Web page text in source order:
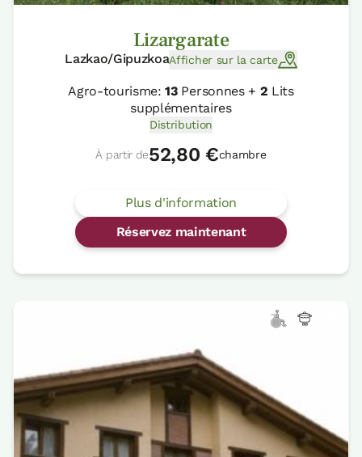
Lizargarate
Lazkao/GipuzkoaAfficher sur la carte
Agro-tourisme:13Personnes + 2 Lits
supplémentaires
Distribution
À partir de52,80 €chambre
Plus d'information
Réservez maintenant